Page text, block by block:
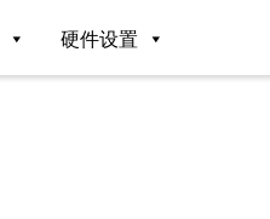
硬件设置